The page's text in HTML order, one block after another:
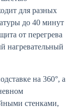
для разных
до 40 минут
от перегрева
нагревательный
на 360°, а
стенками,